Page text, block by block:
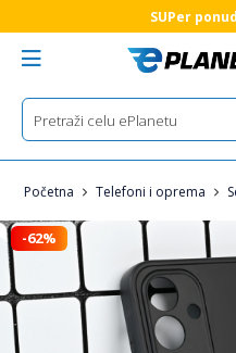
SUPer
Početna Telefoni i oprema
-62%